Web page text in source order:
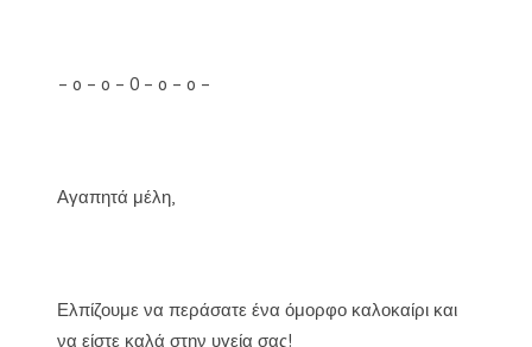
– o – o – 0 – o – o –
Αγαπητά μέλη,
Ελπίζουμε να περάσατε ένα όμορφο καλοκαίρι και
να είστε καλά στην υγεία σας!